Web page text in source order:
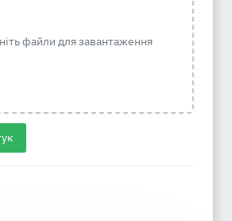
файли для завантаження